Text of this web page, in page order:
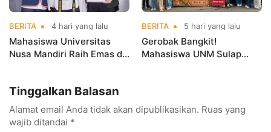
BERITA 4 hari yang lalu
Mahasiswa Universitas
Nusa Mandiri Raih Emas di
Championships 2026
BERITA 5 hari yang lalu
Gerobak Bangkit!
Mahasiswa UNM Sulap
Tinggalkan Balasan
Alamat email Anda tidak akan dipublikasikan. Ruas yang
wajib ditandai *